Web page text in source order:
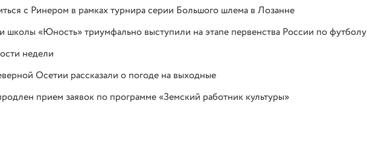
с Ринером в рамках турнира серии Большого шлема в Лозанне
школы «Юность» триумфально выступили на этапе первенства России по футболу
недели
Осетии рассказали о погоде на выходные
прием заявок по программе «Земский работник культуры»